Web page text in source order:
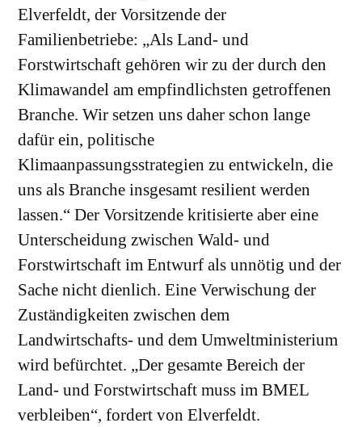
Elverfeldt, der Vorsitzende der
Familienbetriebe: „Als Land- und
Forstwirtschaft gehören wir zu der durch den
Klimawandel am empfindlichsten getroffenen
Branche. Wir setzen uns daher schon lange
dafür ein, politische
Klimaanpassungsstrategien zu entwickeln, die
uns als Branche insgesamt resilient werden
lassen.“ Der Vorsitzende kritisierte aber eine
Unterscheidung zwischen Wald- und
Forstwirtschaft im Entwurf als unnötig und der
Sache nicht dienlich. Eine Verwischung der
Zuständigkeiten zwischen dem
Landwirtschafts- und dem Umweltministerium
wird befürchtet. „Der gesamte Bereich der
Land- und Forstwirtschaft muss im BMEL
verbleiben“, fordert von Elverfeldt.